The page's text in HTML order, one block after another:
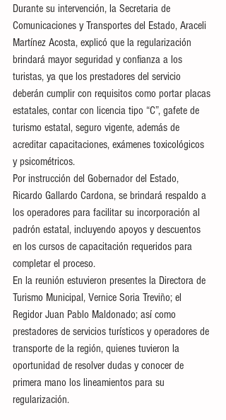
Durante su intervención, la Secretaria de
Comunicaciones y Transportes del Estado, Araceli
Martínez Acosta, explicó que la regularización
brindará mayor seguridad y confianza a los
turistas, ya que los prestadores del servicio
deberán cumplir con requisitos como portar placas
estatales, contar con licencia tipo “C”, gafete de
turismo estatal, seguro vigente, además de
acreditar capacitaciones, exámenes toxicológicos
y psicométricos.
Por instrucción del Gobernador del Estado,
Ricardo Gallardo Cardona, se brindará respaldo a
los operadores para facilitar su incorporación al
padrón estatal, incluyendo apoyos y descuentos
en los cursos de capacitación requeridos para
completar el proceso.
En la reunión estuvieron presentes la Directora de
Turismo Municipal, Vernice Soria Treviño; el
Regidor Juan Pablo Maldonado; así como
prestadores de servicios turísticos y operadores de
transporte de la región, quienes tuvieron la
oportunidad de resolver dudas y conocer de
primera mano los lineamientos para su
regularización.